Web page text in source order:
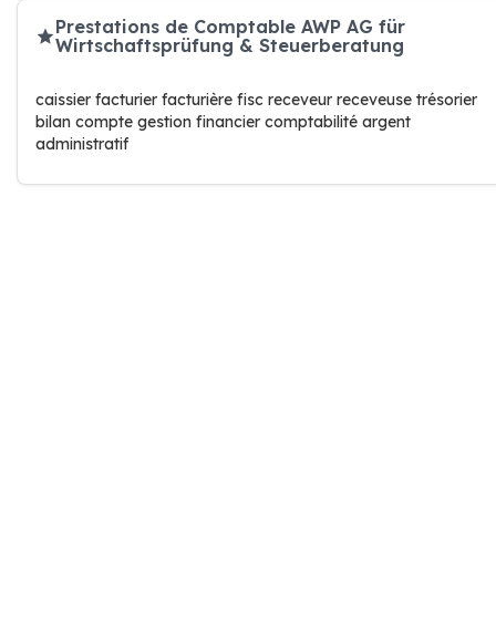
Prestations de Comptable AWP AG für
Wirtschaftsprüfung & Steuerberatung
caissier facturier facturière fisc receveur receveuse trésorier
bilan compte gestion financier comptabilité argent
administratif